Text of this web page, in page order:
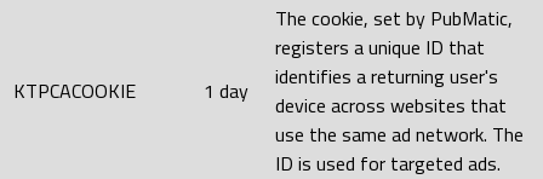
KTPCACOOKIE 1 day
The cookie, set by PubMatic,
registers a unique ID that
identifies a returning user's
device across websites that
use the same ad network. The
ID is used for targeted ads.